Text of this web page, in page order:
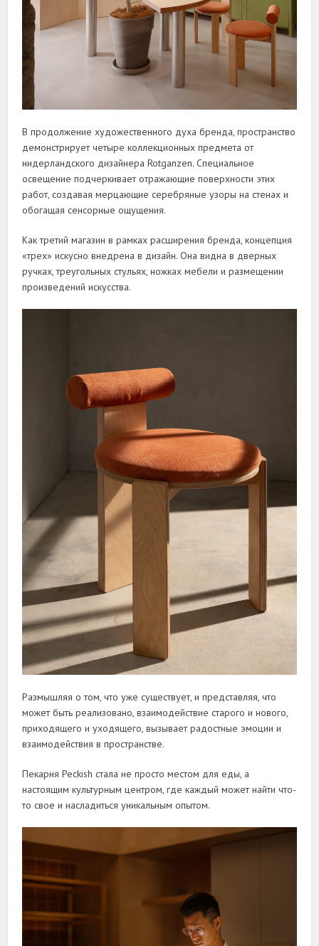
В продолжение художественного духа бренда, пространство
демонстрирует четыре коллекционных предмета от
нидерландского дизайнера Rotganzen. Специальное
освещение подчеркивает отражающие поверхности этих
работ, создавая мерцающие серебряные узоры на стенах и
обогащая сенсорные ощущения.
Как третий магазин в рамках расширения бренда, концепция
«трех» искусно внедрена в дизайн. Она видна в дверных
ручках, треугольных стульях, ножках мебели и размещении
произведений искусства.
Размышляя о том, что уже существует, и представляя, что
может быть реализовано, взаимодействие старого и нового,
приходящего и уходящего, вызывает радостные эмоции и
взаимодействия в пространстве.
Пекарня Peckish стала не просто местом для еды, а
настоящим культурным центром, где каждый может найти что-
то свое и насладиться уникальным опытом.